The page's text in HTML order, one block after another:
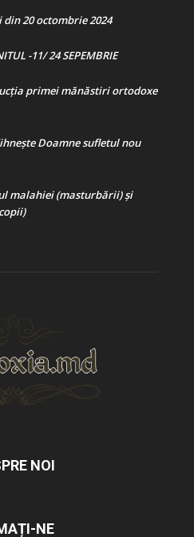
20 octombrie 2024
-11/ 24 SEPEMBRIE
primei mănăstiri ortodoxe
Doamne sufletul nou
malahiei (masturbării) şi
NOI
NE